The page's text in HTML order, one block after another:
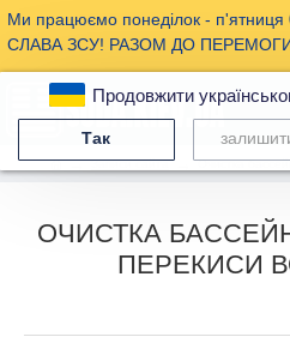
Ми працюємо понеділок -
СЛАВА ЗСУ! РАЗОМ ДО
Записи сайта Очистка
ОЧИСТКА
ПЕРЕКИСИ
Продовжити
Так